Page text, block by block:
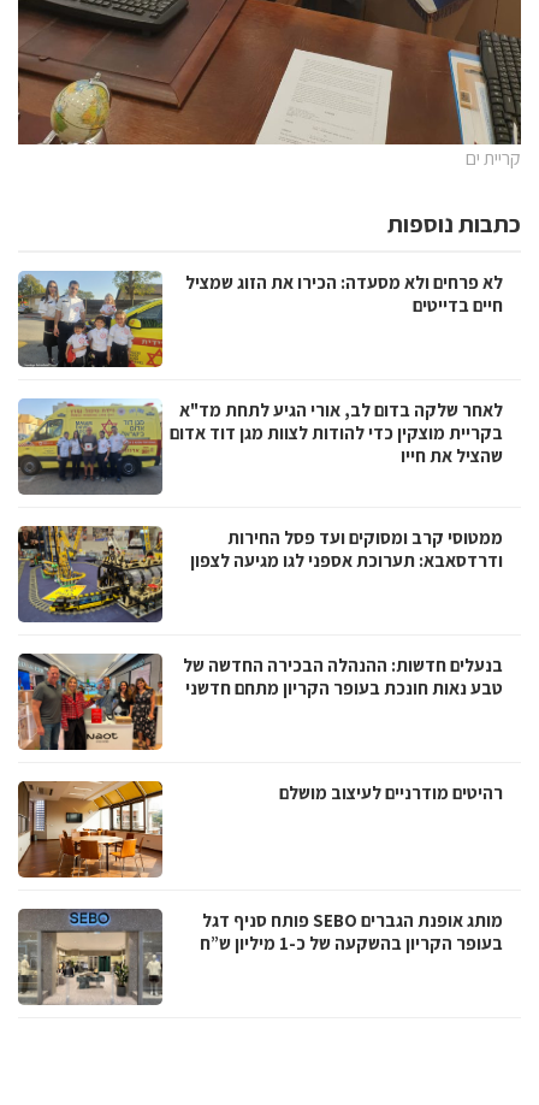
קריית ים
כתבות נוספות
לא פרחים ולא מסעדה: הכירו את הזוג שמציל
חיים בדייטים
לאחר שלקה בדום לב, אורי הגיע לתחת מד"א
בקריית מוצקין כדי להודות לצוות מגן דוד אדום
שהציל את חייו
ממטוסי קרב ומסוקים ועד פסל החירות
ודרדסאבא: תערוכת אספני לגו מגיעה לצפון
בנעלים חדשות: ההנהלה הבכירה החדשה של
טבע נאות חונכת בעופר הקריון מתחם חדשני
רהיטים מודרניים לעיצוב מושלם
מותג אופנת הגברים SEBO פותח סניף דגל
בעופר הקריון בהשקעה של כ-1 מיליון ש”ח